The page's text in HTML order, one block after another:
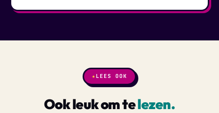
★ LEES OOK
Ook leuk om telezen.